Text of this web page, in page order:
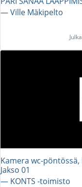
― Ville Mäkipelto
Kamera wc-
Jakso 01
― KONTS -toimisto